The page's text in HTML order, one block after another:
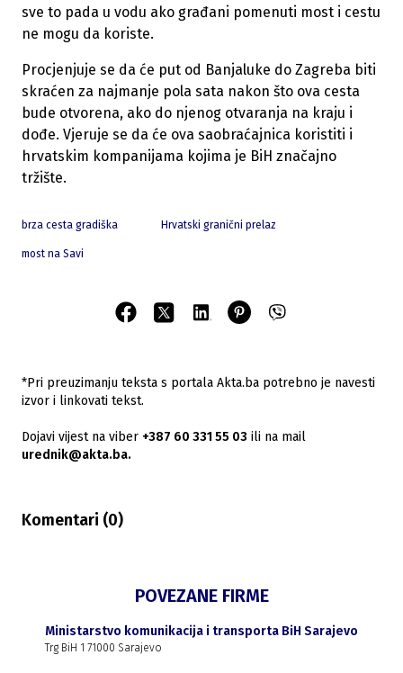
sve to pada u vodu ako građani pomenuti most i cestu
ne mogu da koriste.
Procjenjuje se da će put od Banjaluke do Zagreba biti
skraćen za najmanje pola sata nakon što ova cesta
bude otvorena, ako do njenog otvaranja na kraju i
dođe. Vjeruje se da će ova saobraćajnica koristiti i
hrvatskim kompanijama kojima je BiH značajno
tržište.
brza cesta gradiška Hrvatski granični prelaz
most na Savi
*Pri preuzimanju teksta s portala Akta.ba potrebno je navesti
izvor i linkovati tekst.
Dojavi vijest na viber +387 60 331 55 03 ili na mail
urednik@akta.ba.
Komentari (0)
POVEZANE FIRME
Ministarstvo komunikacija i transporta BiH Sarajevo
Trg BiH 1 71000 Sarajevo